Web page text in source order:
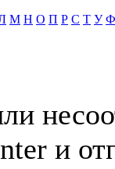
М Н О П Р С Т У Ф
и